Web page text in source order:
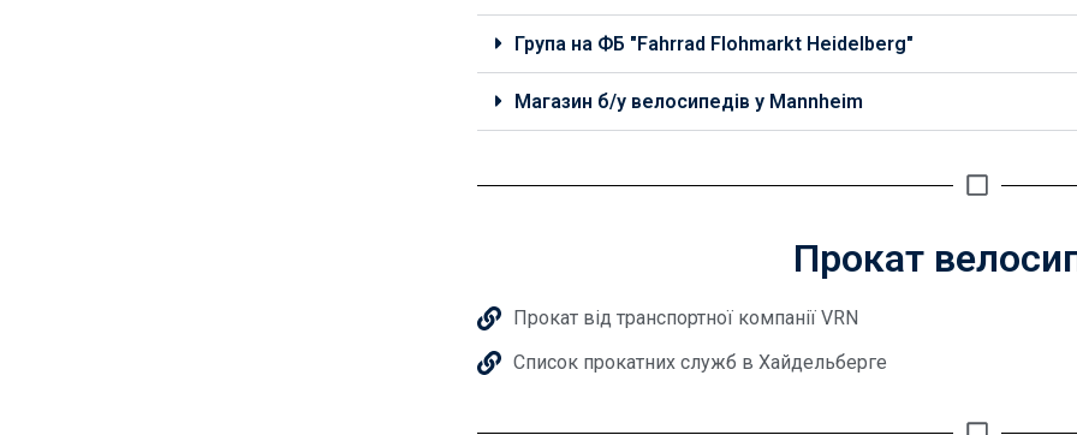
Група на ФБ "Fahrrad Flohmarkt Heidelberg"
Магазин б/у велосипедів у Mannheim
Прокат
Прокат від транспортної компанії VRN
Список прокатних служб в Хайдельберге